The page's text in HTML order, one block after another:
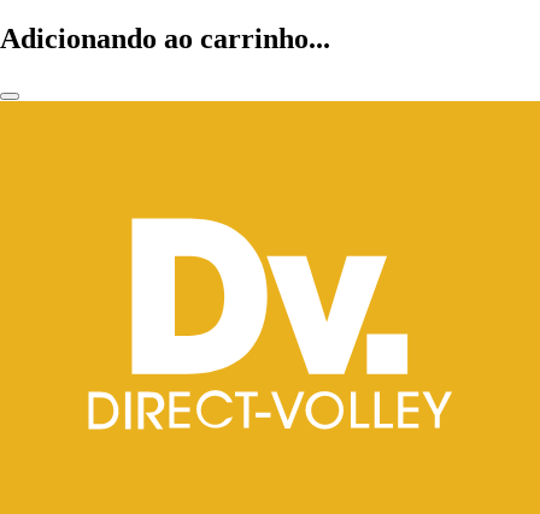
Adicionando ao carrinho...